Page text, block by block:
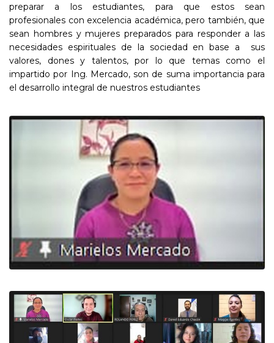
preparar a los estudiantes, para que estos sean
profesionales con excelencia académica, pero también, que
sean hombres y mujeres preparados para responder a las
necesidades espirituales de la sociedad en base a sus
valores, dones y talentos, por lo que temas como el
impartido por Ing. Mercado, son de suma importancia para
el desarrollo integral de nuestros estudiantes